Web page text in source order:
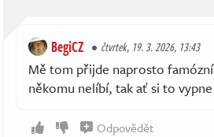
BegiCZ čtvrtek, 19. 3. 2026, 13:43
Mě tom přijde naprosto
někomu nelíbí, tak ať si to
Odpovědět